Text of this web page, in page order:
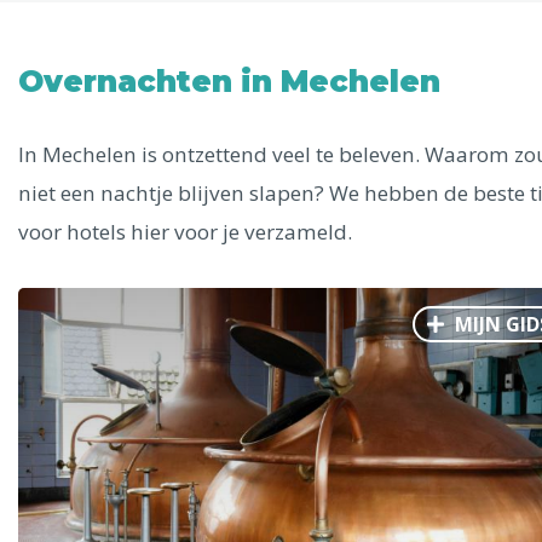
Phoenix
Dresden
Overnachten in Mechelen
In Mechelen is ontzettend veel te beleven. Waarom
niet een nachtje blijven slapen? We hebben de beste
voor hotels hier voor je verzameld.
MIJN